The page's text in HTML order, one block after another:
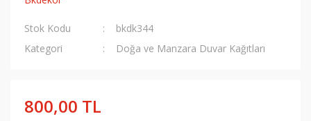
Stok Kodu
bkdk344
Kategori
Doğa ve Manzara Duvar Kağıtları
800,00 TL